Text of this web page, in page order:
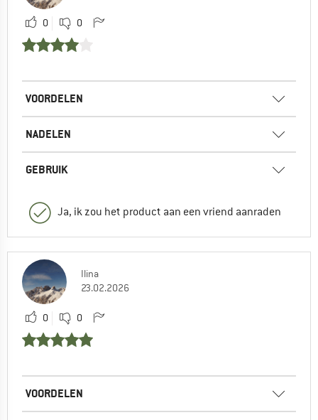
0 0
VOORDELEN
NADELEN
GEBRUIK
Ja, ik zou het product aan een vriend aanraden
Ilina
23.02.2026
0 0
VOORDELEN